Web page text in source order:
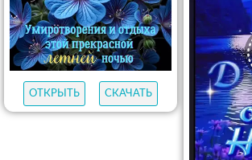
ОТКРЫТЬ СКАЧАТЬ